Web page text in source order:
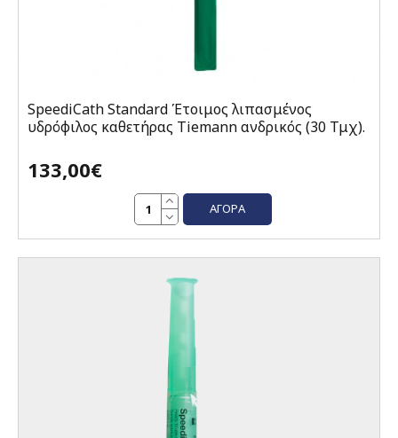
SpeediCath Standard Έτοιμος λιπασμένος
υδρόφιλος καθετήρας Tiemann ανδρικός (30 Τμχ).
133,00€
ΑΓΟΡΆ